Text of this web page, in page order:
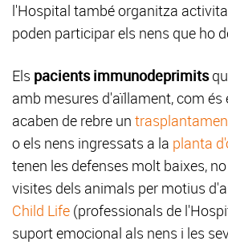
l'Hospital també organitza
poden participar els nens que ho
Els pacients immunodeprimits
amb mesures d'aïllament, com és
acaben de rebre un
o els nens ingressats a la planta
tenen les defenses molt baixes,
visites dels animals per motius
Child Life (professionals de
suport emocional als nens i les